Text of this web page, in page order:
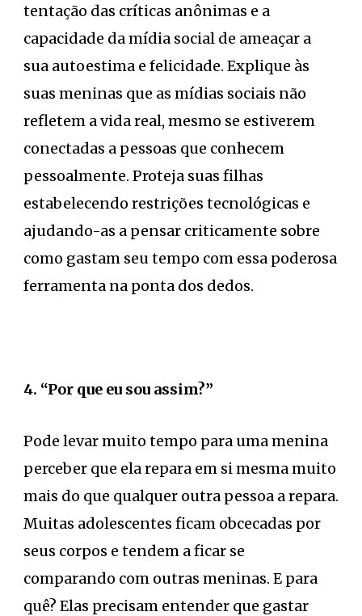
tentação das críticas anônimas e a
capacidade da mídia social de ameaçar a
sua autoestima e felicidade. Explique às
suas meninas que as mídias sociais não
refletem a vida real, mesmo se estiverem
conectadas a pessoas que conhecem
pessoalmente. Proteja suas filhas
estabelecendo restrições tecnológicas e
ajudando-as a pensar criticamente sobre
como gastam seu tempo com essa poderosa
ferramenta na ponta dos dedos.
4. “Por que eu sou assim?”
Pode levar muito tempo para uma menina
perceber que ela repara em si mesma muito
mais do que qualquer outra pessoa a repara.
Muitas adolescentes ficam obcecadas por
seus corpos e tendem a ficar se
comparando com outras meninas. E para
quê? Elas precisam entender que gastar